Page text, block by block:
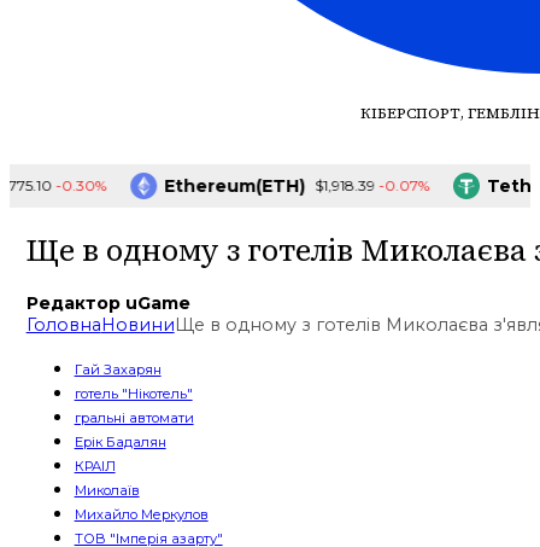
КІБЕРСПОРТ,
-0.30% Ethereum(ETH) $1,918.39 -0.07%
Ще в одному з готелів Миколаєва
Редактор uGame
ГоловнаНовиниЩе в одному з готелів Миколаєва
Гай Захарян
готель "Нікотель"
гральні автомати
Ерік Бадалян
КРАІЛ
Миколаїв
Михайло Меркулов
ТОВ "Імперія азарту"